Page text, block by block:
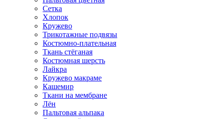
Сетка
Хлопок
Кружево
Трикотажные подвязы
Костюмно-плательная
Ткань стёганая
Костюмная шерсть
Лайкра
Кружево макраме
Кашемир
Ткани на мембране
Лён
Пальтовая альпака